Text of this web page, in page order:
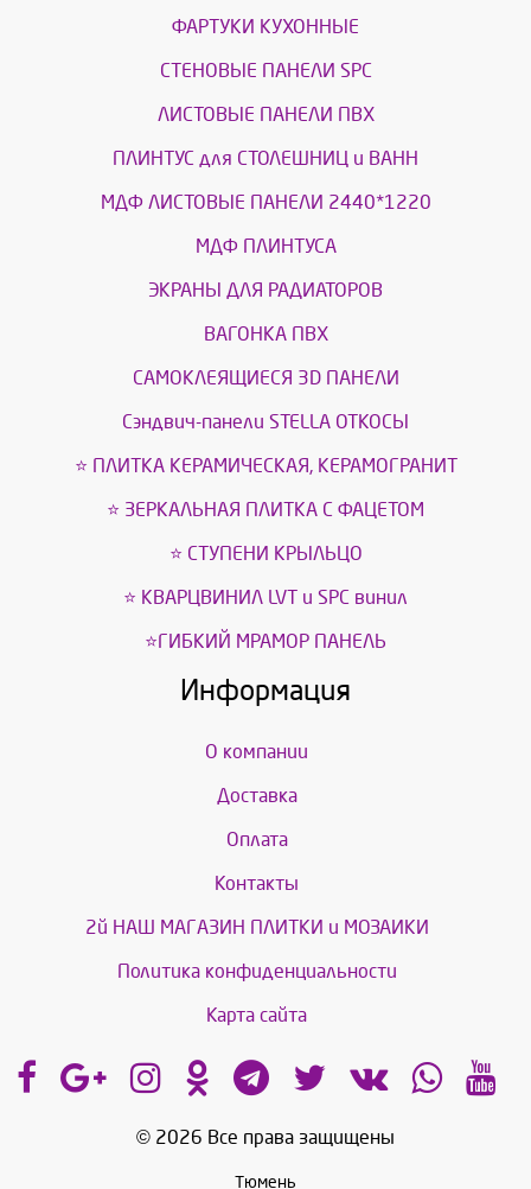
ФАРТУКИ КУХОННЫЕ
СТЕНОВЫЕ ПАНЕЛИ SPC
ЛИСТОВЫЕ ПАНЕЛИ ПВХ
ПЛИНТУС для СТОЛЕШНИЦ и ВАНН
МДФ ЛИСТОВЫЕ ПАНЕЛИ 2440*1220
МДФ ПЛИНТУСА
ЭКРАНЫ ДЛЯ РАДИАТОРОВ
ВАГОНКА ПВХ
САМОКЛЕЯЩИЕСЯ 3D ПАНЕЛИ
Сэндвич-панели STELLA ОТКОСЫ
⭐ ПЛИТКА КЕРАМИЧЕСКАЯ, КЕРАМОГРАНИТ
⭐ ЗЕРКАЛЬНАЯ ПЛИТКА С ФАЦЕТОМ
⭐ СТУПЕНИ КРЫЛЬЦО
⭐ КВАРЦВИНИЛ LVT и SPС винил
⭐ГИБКИЙ МРАМОР ПАНЕЛЬ
Информация
О компании
Доставка
Оплата
Контакты
2й НАШ МАГАЗИН ПЛИТКИ и МОЗАИКИ
Политика конфиденциальности
Карта сайта
© 2026 Все права защищены
Тюмень